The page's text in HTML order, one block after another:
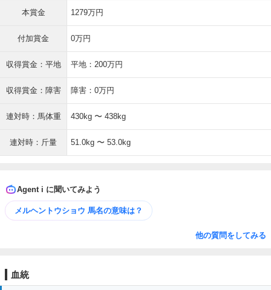
本賞金 1279万円
付加賞金 0万円
収得賞金：平地 平地：200万円
収得賞金：障害 障害：0万円
連対時：馬体重 430kg 〜 438kg
連対時：斤量 51.0kg 〜 53.0kg
Agent i に聞いてみよう
メルヘントウショウ 馬名の意味は？
他の質問をしてみる
血統